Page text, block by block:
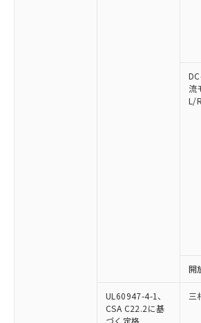
流
L/
開
UL60947-4-1、
CSA C22.2に基
づく定格
三